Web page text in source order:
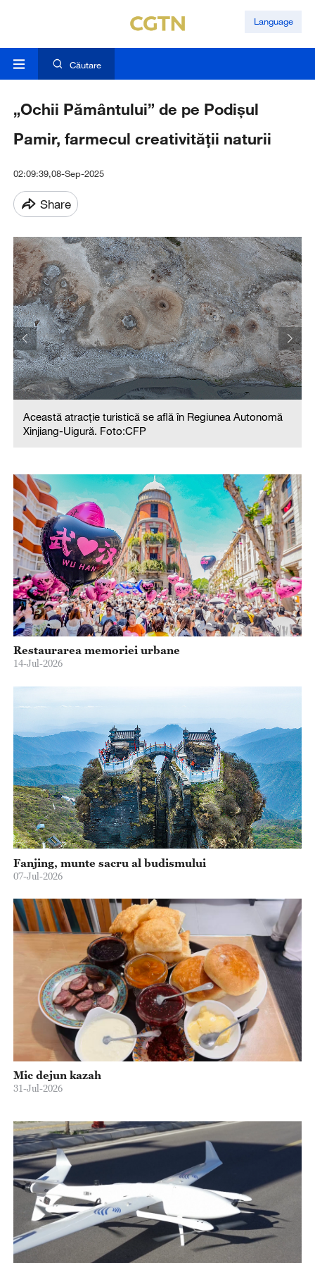
Language
Căutare
„Ochii Pământului” de pe Podișul
Pamir, farmecul creativității naturii
02:09:39,08-Sep-2025
Share
Această atracție turistică se află în Regiunea Autonomă
Xinjiang-Uigură. Foto:CFP
Restaurarea memoriei urbane
14-Jul-2026
Fanjing, munte sacru al budismului
07-Jul-2026
Mic dejun kazah
31-Jul-2026